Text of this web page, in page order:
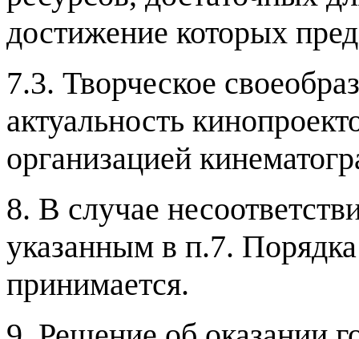
достижение которых
7.3. Творческое
актуальность
организацией
8. В случае
указанным в п.7.
принимается.